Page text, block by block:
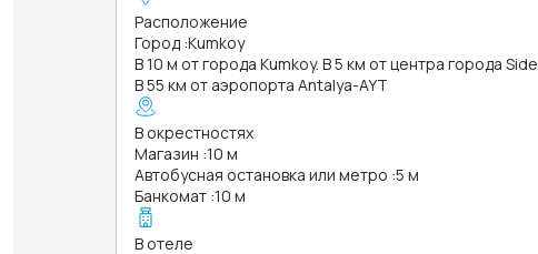
Расположение
Город :Kumkoy
В 10 м от города Kumkoy. В 5 км от центра города Side
В 55 км от аэропорта Antalya-AYT
В окрестностях
Магазин :10 м
Автобусная остановка или метро :5 м
Банкомат :10 м
В отеле